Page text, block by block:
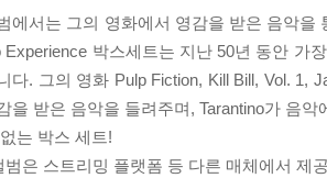
에서는 그의 영화에서 영감을 받은 음악을
Experience 박스세트는 지난 50년 동안 가
다. 그의 영화 Pulp Fiction, Kill Bill, Vol. 1,
을 받은 음악을 들려주며, Tarantino가 음
는 박스 세트!
범은 스트리밍 플랫폼 등 다른 매체에서 제